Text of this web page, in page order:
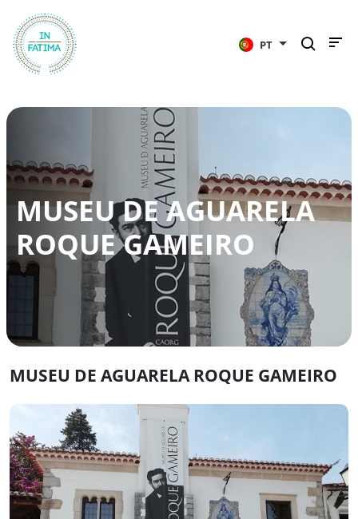
PT
MUSEU DE AGUARELA
ROQUE GAMEIRO
MUSEU DE AGUARELA ROQUE GAMEIRO